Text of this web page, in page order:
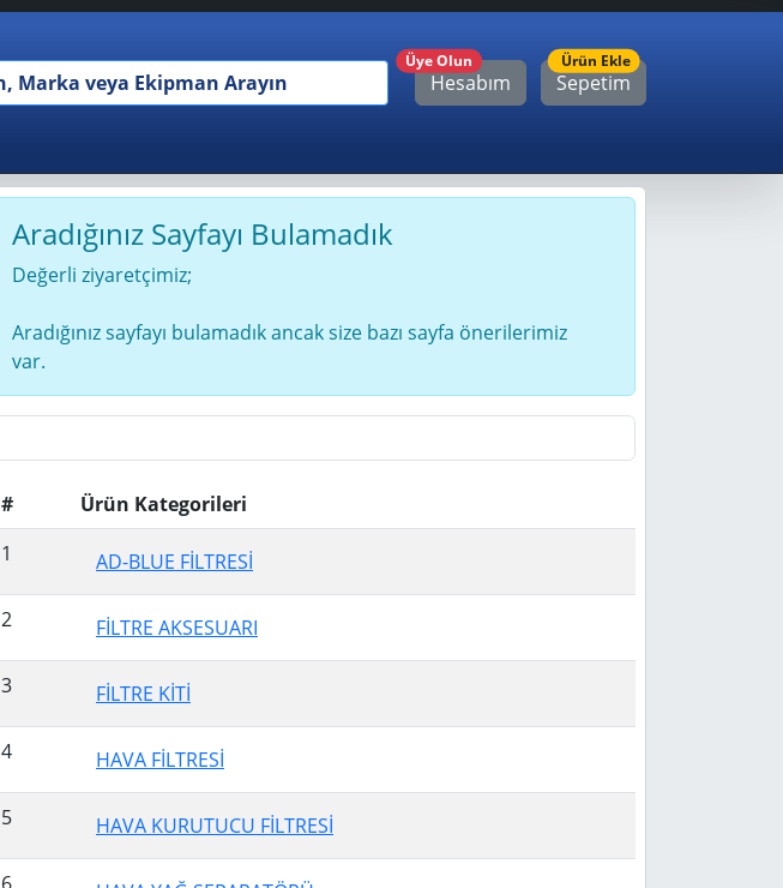
Hesabım
Üye Olun
Sepetim
Ürün EkleÜrün
Aradığınız Sayfayı Bulamadık
Değerli ziyaretçimiz;
Aradığınız sayfayı bulamadık ancak size bazı sayfa önerilerimiz
var.
#
Ürün Kategorileri
1
AD-BLUE FİLTRESİ
2 FİLTRE AKSESUARI
3 FİLTRE KİTİ
4 HAVA FİLTRESİ
5 HAVA KURUTUCU FİLTRESİ